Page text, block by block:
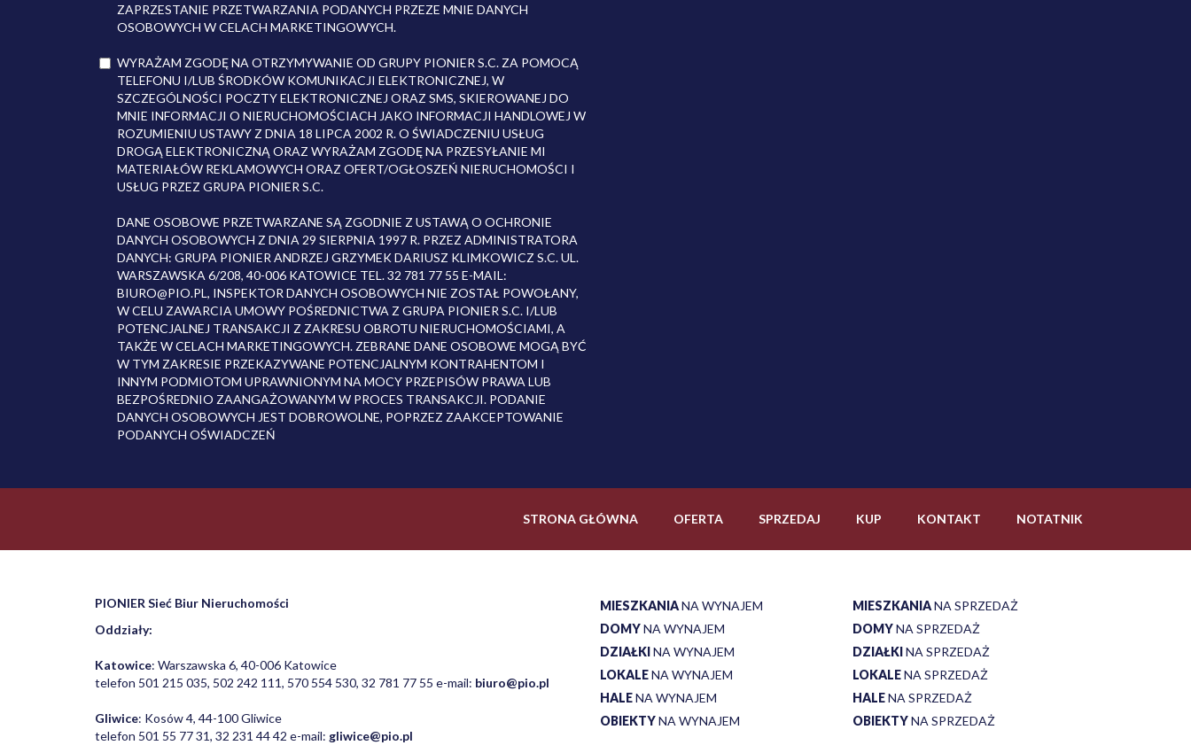
ZAPRZESTANIE PRZETWARZANIA PODANYCH PRZEZE MNIE DANYCH
OSOBOWYCH W CELACH MARKETINGOWYCH.
WYRAŻAM ZGODĘ NA OTRZYMYWANIE OD GRUPY PIONIER S.C. ZA POMOCĄ
TELEFONU I/LUB ŚRODKÓW KOMUNIKACJI ELEKTRONICZNEJ, W
SZCZEGÓLNOŚCI POCZTY ELEKTRONICZNEJ ORAZ SMS, SKIEROWANEJ DO
MNIE INFORMACJI O NIERUCHOMOŚCIACH JAKO INFORMACJI HANDLOWEJ W
ROZUMIENIU USTAWY Z DNIA 18 LIPCA 2002 R. O ŚWIADCZENIU USŁUG
DROGĄ ELEKTRONICZNĄ ORAZ WYRAŻAM ZGODĘ NA PRZESYŁANIE MI
MATERIAŁÓW REKLAMOWYCH ORAZ OFERT/OGŁOSZEŃ NIERUCHOMOŚCI I
USŁUG PRZEZ GRUPA PIONIER S.C.
DANE OSOBOWE PRZETWARZANE SĄ ZGODNIE Z USTAWĄ O OCHRONIE
DANYCH OSOBOWYCH Z DNIA 29 SIERPNIA 1997 R. PRZEZ ADMINISTRATORA
DANYCH: GRUPA PIONIER ANDRZEJ GRZYMEK DARIUSZ KLIMKOWICZ S.C. UL.
WARSZAWSKA 6/208, 40-006 KATOWICE TEL. 32 781 77 55 E-MAIL:
BIURO@PIO.PL, INSPEKTOR DANYCH OSOBOWYCH NIE ZOSTAŁ POWOŁANY,
W CELU ZAWARCIA UMOWY POŚREDNICTWA Z GRUPA PIONIER S.C. I/LUB
POTENCJALNEJ TRANSAKCJI Z ZAKRESU OBROTU NIERUCHOMOŚCIAMI, A
TAKŻE W CELACH MARKETINGOWYCH. ZEBRANE DANE OSOBOWE MOGĄ BYĆ
W TYM ZAKRESIE PRZEKAZYWANE POTENCJALNYM KONTRAHENTOM I
INNYM PODMIOTOM UPRAWNIONYM NA MOCY PRZEPISÓW PRAWA LUB
BEZPOŚREDNIO ZAANGAŻOWANYM W PROCES TRANSAKCJI. PODANIE
DANYCH OSOBOWYCH JEST DOBROWOLNE, POPRZEZ ZAAKCEPTOWANIE
PODANYCH OŚWIADCZEŃ
STRONA GŁÓWNA OFERTA SPRZEDAJ KUP KONTAKT NOTATNIK
PIONIER Sieć Biur Nieruchomości
Oddziały:
Katowice: Warszawska 6, 40-006 Katowice
telefon 501 215 035, 502 242 111, 570 554 530, 32 781 77 55 e-mail: biuro@pio.pl
Gliwice: Kosów 4, 44-100 Gliwice
telefon 501 55 77 31, 32 231 44 42 e-mail: gliwice@pio.pl
MIESZKANIANA WYNAJEM
DOMYNA WYNAJEM
DZIAŁKINA WYNAJEM
LOKALENA WYNAJEM
HALENA WYNAJEM
OBIEKTYNA WYNAJEM
MIESZKANIANA SPRZEDAŻ
DOMYNA SPRZEDAŻ
DZIAŁKINA SPRZEDAŻ
LOKALENA SPRZEDAŻ
HALENA SPRZEDAŻ
OBIEKTYNA SPRZEDAŻ